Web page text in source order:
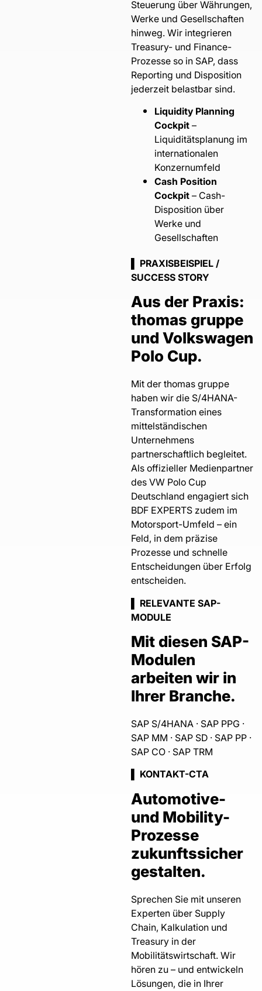
Steuerung über Währungen,
Werke und Gesellschaften
hinweg. Wir integrieren
Treasury- und Finance-
Prozesse so in SAP, dass
Reporting und Disposition
jederzeit belastbar sind.
Liquidity Planning
Cockpit–
Liquiditätsplanung im
internationalen
Konzernumfeld
Cash Position
Cockpit– Cash-
Disposition über
Werke und
Gesellschaften
▌ PRAXISBEISPIEL /
SUCCESS STORY
Aus der Praxis:
thomas gruppe
und Volkswagen
Polo Cup.
Mit der thomas gruppe
haben wir die S/4HANA-
Transformation eines
mittelständischen
Unternehmens
partnerschaftlich begleitet.
Als offizieller Medienpartner
des VW Polo Cup
Deutschland engagiert sich
BDF EXPERTS zudem im
Motorsport-Umfeld – ein
Feld, in dem präzise
Prozesse und schnelle
Entscheidungen über Erfolg
entscheiden.
▌ RELEVANTE SAP-
MODULE
Mit diesen SAP-
Modulen
arbeiten wir in
Ihrer Branche.
SAP S/4HANA · SAP PPG ·
SAP MM · SAP SD · SAP PP ·
SAP CO · SAP TRM
▌ KONTAKT-CTA
Automotive-
und Mobility-
Prozesse
zukunftssicher
gestalten.
Sprechen Sie mit unseren
Experten über Supply
Chain, Kalkulation und
Treasury in der
Mobilitätswirtschaft. Wir
hören zu – und entwickeln
Lösungen, die in Ihrer